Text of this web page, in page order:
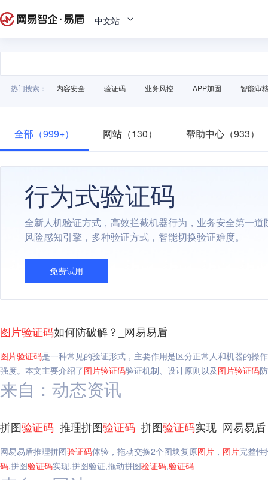
中文站
热门搜索： 内容安全 验证码 业务风控 APP加固 智能审
全部（999+） 网站（130） 帮助中心（933）
行为式验证码
全新人机验证方式，高效拦截机器行为，业务安全第一道
风险感知引擎，多种验证方式，智能切换验证难度。
免费试用
图片验证码如何防破解？_网易易盾
图片验证码是一种常见的验证形式，主要作用是区分正常人和机器的操
强度。本文主要介绍了图片验证码验证机制、设计原则以及图片验证码
来自：动态资讯
拼图验证码 _推理拼图验证码 _拼图验证码实现_网易易盾
网易易盾推理拼图验证码体验，拖动交换2个图块复原图片 ， 图片完整性
码,拼图验证码实现,拼图验证,拖动拼图验证码,验证码